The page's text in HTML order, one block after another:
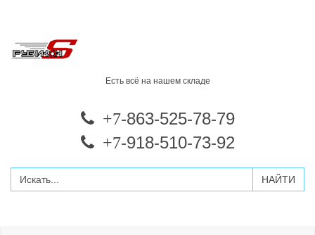
Есть всё на нашем складе
+7-863-525-78-79
+7-918-510-73-92